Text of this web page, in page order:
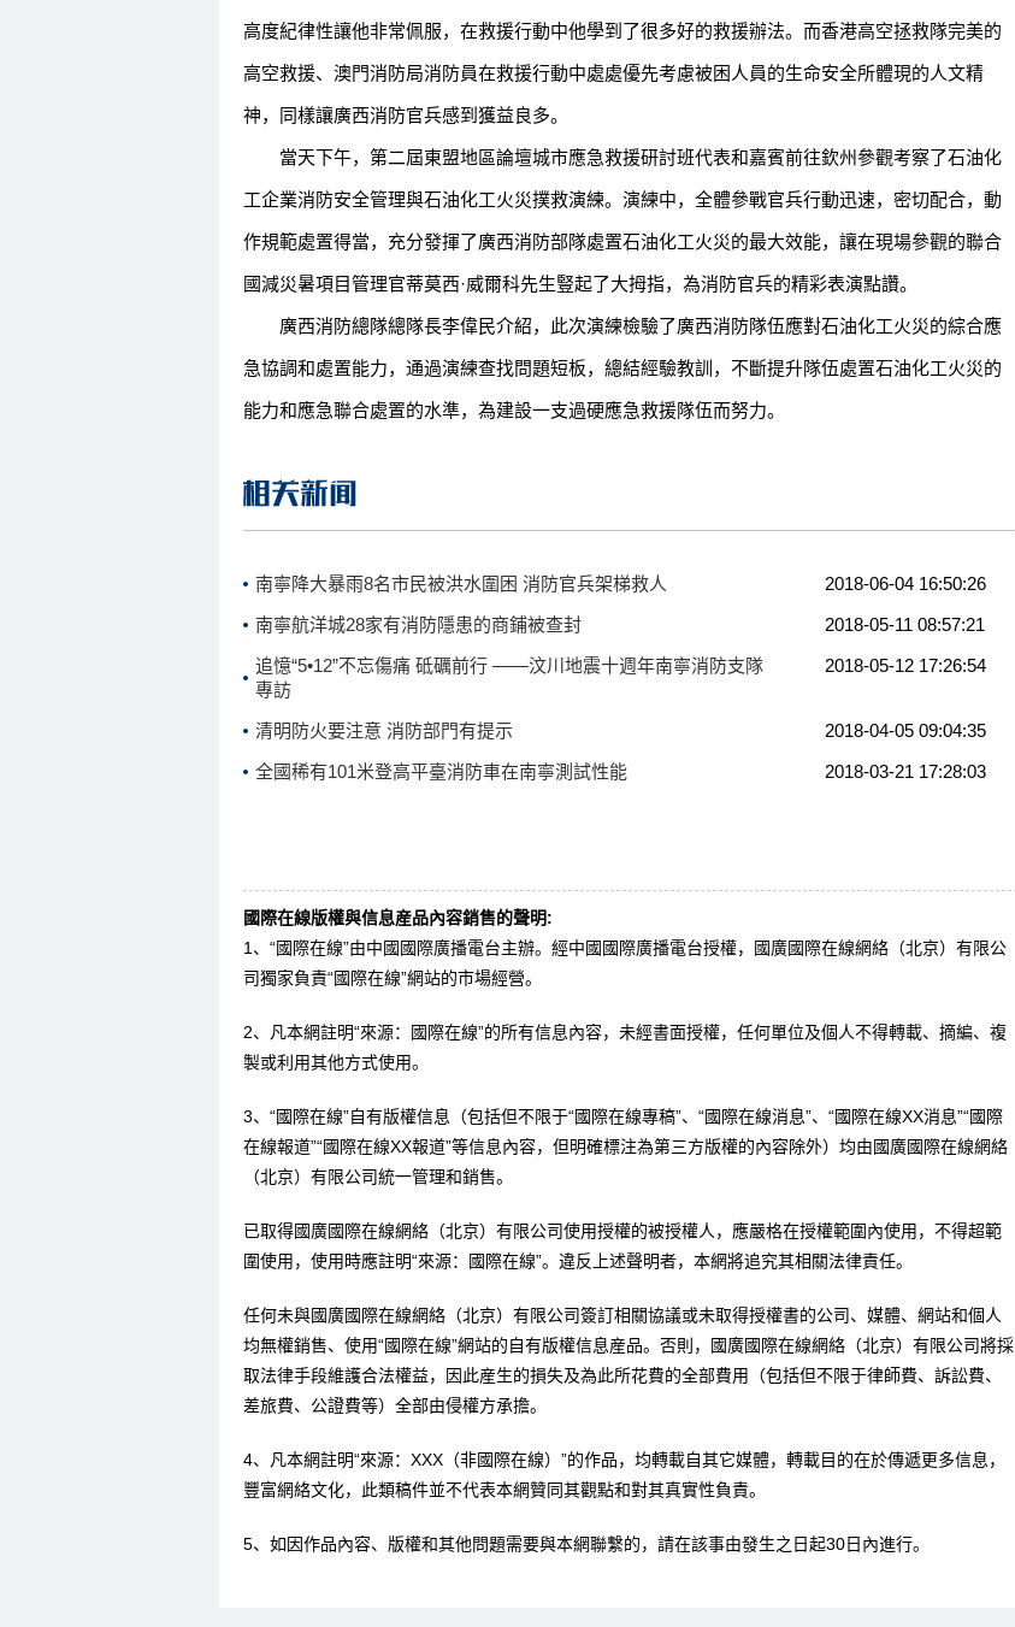
高度紀律性讓他非常佩服，在救援行動中他學到了很多好的救援辦法。而香港高空拯救隊完美的
高空救援、澳門消防局消防員在救援行動中處處優先考慮被困人員的生命安全所體現的人文精
神，同樣讓廣西消防官兵感到獲益良多。
當天下午，第二屆東盟地區論壇城市應急救援研討班代表和嘉賓前往欽州參觀考察了石油化
工企業消防安全管理與石油化工火災撲救演練。演練中，全體參戰官兵行動迅速，密切配合，動
作規範處置得當，充分發揮了廣西消防部隊處置石油化工火災的最大效能，讓在現場參觀的聯合
國減災暑項目管理官蒂莫西·威爾科先生豎起了大拇指，為消防官兵的精彩表演點讚。
廣西消防總隊總隊長李偉民介紹，此次演練檢驗了廣西消防隊伍應對石油化工火災的綜合應
急協調和處置能力，通過演練查找問題短板，總結經驗教訓，不斷提升隊伍處置石油化工火災的
能力和應急聯合處置的水準，為建設一支過硬應急救援隊伍而努力。
2018-06-04 16:50:26
南寧降大暴雨8名市民被洪水圍困 消防官兵架梯救人
2018-05-11 08:57:21
南寧航洋城28家有消防隱患的商鋪被查封
2018-05-12 17:26:54
追憶“5•12”不忘傷痛 砥礪前行 ——汶川地震十週年南寧消防支隊
專訪
2018-04-05 09:04:35
清明防火要注意 消防部門有提示
2018-03-21 17:28:03
全國稀有101米登高平臺消防車在南寧測試性能
國際在線版權與信息産品內容銷售的聲明:
1、“國際在線”由中國國際廣播電台主辦。經中國國際廣播電台授權，國廣國際在線網絡（北京）有限公
司獨家負責“國際在線”網站的市場經營。
2、凡本網註明“來源：國際在線”的所有信息內容，未經書面授權，任何單位及個人不得轉載、摘編、複
製或利用其他方式使用。
3、“國際在線”自有版權信息（包括但不限于“國際在線專稿”、“國際在線消息”、“國際在線XX消息”“國際
在線報道”“國際在線XX報道”等信息內容，但明確標注為第三方版權的內容除外）均由國廣國際在線網絡
（北京）有限公司統一管理和銷售。
已取得國廣國際在線網絡（北京）有限公司使用授權的被授權人，應嚴格在授權範圍內使用，不得超範
圍使用，使用時應註明“來源：國際在線”。違反上述聲明者，本網將追究其相關法律責任。
任何未與國廣國際在線網絡（北京）有限公司簽訂相關協議或未取得授權書的公司、媒體、網站和個人
均無權銷售、使用“國際在線”網站的自有版權信息産品。否則，國廣國際在線網絡（北京）有限公司將採
取法律手段維護合法權益，因此産生的損失及為此所花費的全部費用（包括但不限于律師費、訴訟費、
差旅費、公證費等）全部由侵權方承擔。
4、凡本網註明“來源：XXX（非國際在線）”的作品，均轉載自其它媒體，轉載目的在於傳遞更多信息，
豐富網絡文化，此類稿件並不代表本網贊同其觀點和對其真實性負責。
5、如因作品內容、版權和其他問題需要與本網聯繫的，請在該事由發生之日起30日內進行。